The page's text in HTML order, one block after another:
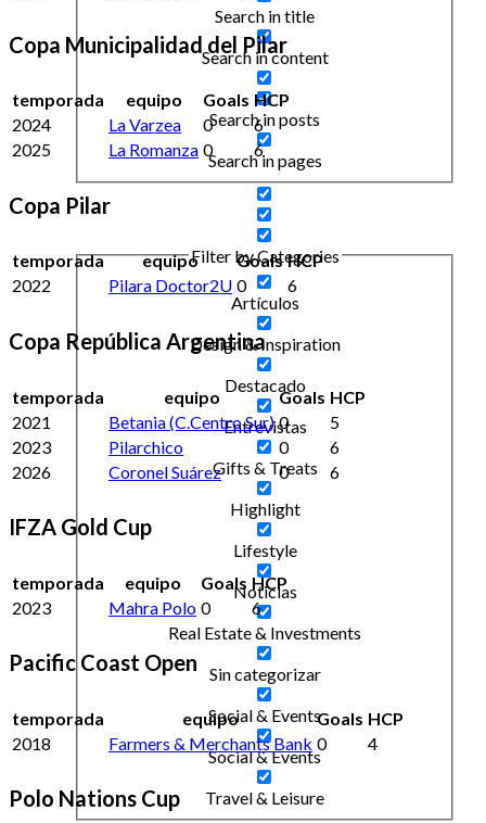
Search in title
Search in content
Search in posts
Search in pages
Filter by Categories
Artículos
Design & Inspiration
Destacado
Entrevistas
Gifts & Treats
Highlight
Lifestyle
Noticias
Real Estate & Investments
Sin categorizar
Social & Events
Social & Events
Travel & Leisure
Copa Municipalidad del Pilar
temporada equipo Goals HCP
2024
La Varzea 0
6
2025
La Romanza 0 6
Copa Pilar
temporada equipo Goals HCP
2022
Pilara Doctor2U 0 6
Copa República Argentina
temporada equipo Goals HCP
2021
Betania (C.Centro Sur) 0
5
2023
Pilarchico 0
6
2026
Coronel Suárez 0 6
IFZA Gold Cup
temporada equipo Goals HCP
2023
Mahra Polo 0 6
Pacific Coast Open
temporada equipo Goals HCP
2018
Farmers & Merchants Bank 0 4
Polo Nations Cup